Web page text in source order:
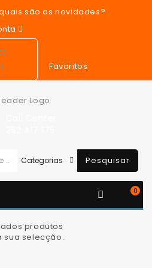
são as novidades?
Favoritos
0
Pesquisar
produtos
sua selecção.